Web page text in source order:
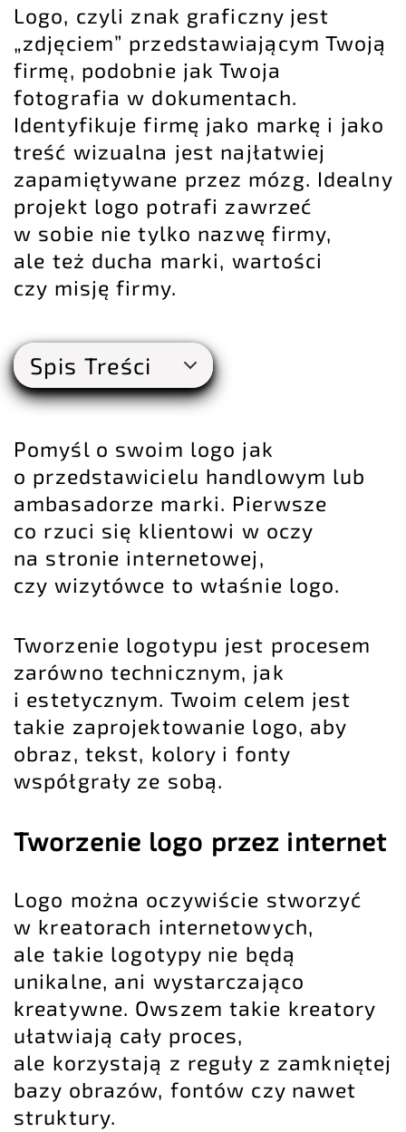
Logo, czyli znak graficzny jest
„zdjęciem” przedstawiającym Twoją
firmę, podobnie jak Twoja
fotografia w dokumentach.
Identyfikuje firmę jako markę i jako
treść wizualna jest najłatwiej
zapamiętywane przez mózg. Idealny
projekt logo potrafi zawrzeć
w sobie nie tylko nazwę firmy,
ale też ducha marki, wartości
czy misję firmy.
Spis Treści
Pomyśl o swoim logo jak
o przedstawicielu handlowym lub
ambasadorze marki. Pierwsze
co rzuci się klientowi w oczy
na stronie internetowej,
czy wizytówce to właśnie logo.
Tworzenie logotypu jest procesem
zarówno technicznym, jak
i estetycznym. Twoim celem jest
takie zaprojektowanie logo, aby
obraz, tekst, kolory i fonty
współgrały ze sobą.
Tworzenie logo przez internet
Logo można oczywiście stworzyć
w kreatorach internetowych,
ale takie logotypy nie będą
unikalne, ani wystarczająco
kreatywne. Owszem takie kreatory
ułatwiają cały proces,
ale korzystają z reguły z zamkniętej
bazy obrazów, fontów czy nawet
struktury.